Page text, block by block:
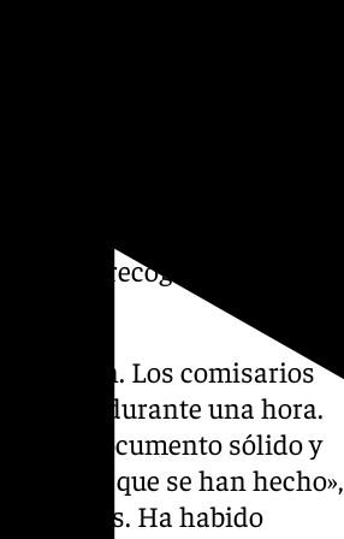
del mismo Luis García
compuesto algunos de
ha tenido un peso
como recoge el plan
examen. Los comisarios
durante una hora.
Es un documento sólido y
que se han hecho»,
bloques. Ha habido